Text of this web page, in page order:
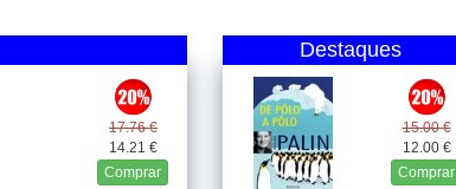
17.76 €
14.21 €
Comprar
Destaques
15.00 €
12.00 €
Comprar